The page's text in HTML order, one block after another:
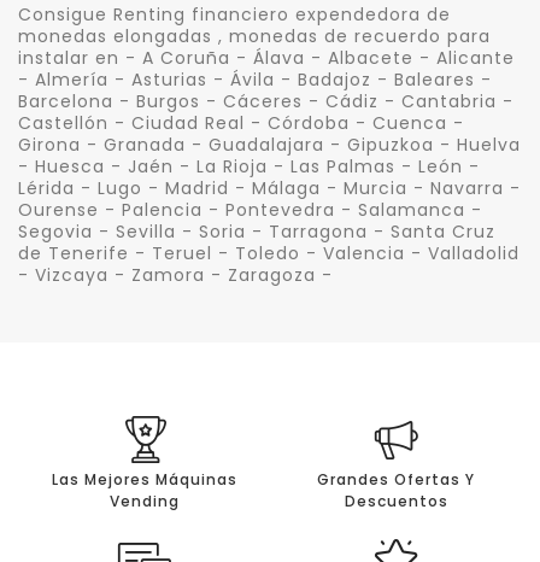
Consigue Renting financiero expendedora de
monedas elongadas , monedas de recuerdo para
instalar en - A Coruña - Álava - Albacete - Alicante
- Almería - Asturias - Ávila - Badajoz - Baleares -
Barcelona - Burgos - Cáceres - Cádiz - Cantabria -
Castellón - Ciudad Real - Córdoba - Cuenca -
Girona - Granada - Guadalajara - Gipuzkoa - Huelva
- Huesca - Jaén - La Rioja - Las Palmas - León -
Lérida - Lugo - Madrid - Málaga - Murcia - Navarra -
Ourense - Palencia - Pontevedra - Salamanca -
Segovia - Sevilla - Soria - Tarragona - Santa Cruz
de Tenerife - Teruel - Toledo - Valencia - Valladolid
- Vizcaya - Zamora - Zaragoza -
Las Mejores Máquinas
Vending
Grandes Ofertas Y
Descuentos